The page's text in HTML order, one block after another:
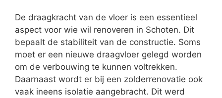
De draagkracht van de vloer is een essentieel
aspect voor wie wil renoveren in Schoten. Dit
bepaalt de stabiliteit van de constructie. Soms
moet er een nieuwe draagvloer gelegd worden
om de verbouwing te kunnen voltrekken.
Daarnaast wordt er bij een zolderrenovatie ook
vaak ineens isolatie aangebracht. Dit werd